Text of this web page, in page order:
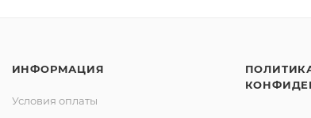
ИНФОРМАЦИЯ
Условия оплаты